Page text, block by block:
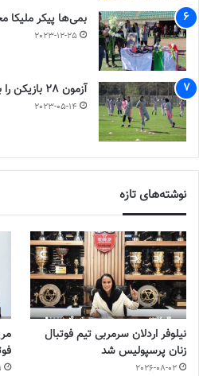
بمی‌ها پیکر ملیکا
2023-12-25
آزمون 28 بازیکن را به اردو فرا خواند
2023-05-14
نوشته‌های تازه
نیلوفر اردلان سرمربی تیم فوتبال
زنان پرسپولیس شد
2026-08-02